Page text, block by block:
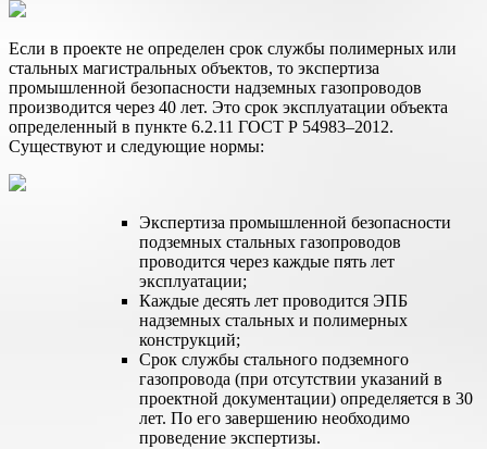
Если в проекте не определен срок службы полимерных или
стальных магистральных объектов, то экспертиза
промышленной безопасности надземных газопроводов
производится через 40 лет. Это срок эксплуатации объекта
определенный в пункте 6.2.11 ГОСТ Р 54983–2012.
Существуют и следующие нормы:
Экспертиза промышленной безопасности
подземных стальных газопроводов
проводится через каждые пять лет
эксплуатации;
Каждые десять лет проводится ЭПБ
надземных стальных и полимерных
конструкций;
Срок службы стального подземного
газопровода (при отсутствии указаний в
проектной документации) определяется в 30
лет. По его завершению необходимо
проведение экспертизы.